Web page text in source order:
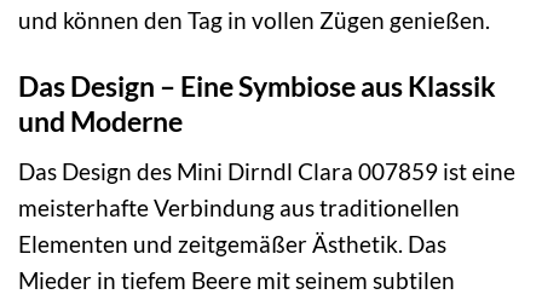
und können den Tag in vollen Zügen genießen.
Das Design – Eine Symbiose aus Klassik
und Moderne
Das Design des Mini Dirndl Clara 007859 ist eine
meisterhafte Verbindung aus traditionellen
Elementen und zeitgemäßer Ästhetik. Das
Mieder in tiefem Beere mit seinem subtilen